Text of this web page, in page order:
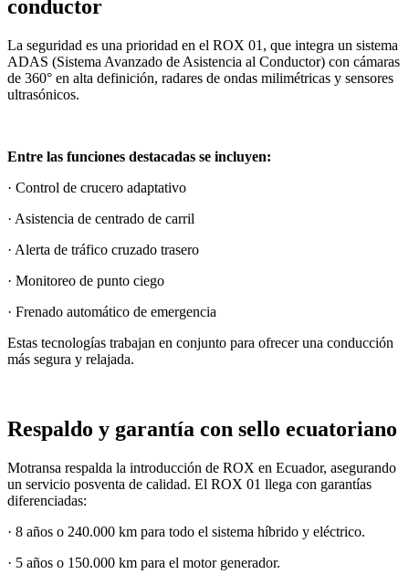
conductor
La seguridad es una prioridad en el ROX 01, que integra un sistema
ADAS (Sistema Avanzado de Asistencia al Conductor) con cámaras
de 360° en alta definición, radares de ondas milimétricas y sensores
ultrasónicos.
Entre las funciones destacadas se incluyen:
· Control de crucero adaptativo
· Asistencia de centrado de carril
· Alerta de tráfico cruzado trasero
· Monitoreo de punto ciego
· Frenado automático de emergencia
Estas tecnologías trabajan en conjunto para ofrecer una conducción
más segura y relajada.
Respaldo y garantía con sello ecuatoriano
Motransa respalda la introducción de ROX en Ecuador, asegurando
un servicio posventa de calidad. El ROX 01 llega con garantías
diferenciadas:
· 8 años o 240.000 km para todo el sistema híbrido y eléctrico.
· 5 años o 150.000 km para el motor generador.